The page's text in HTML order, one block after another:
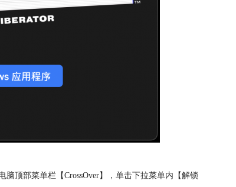
顶部菜单栏【CrossOver】，单击下拉菜单内【解锁